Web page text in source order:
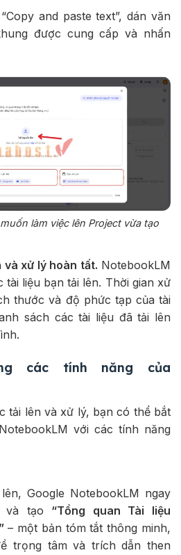
and paste text”, dán văn
được cung cấp và nhấn
làm việc lên Project vừa tạo
xử lý hoàn tất. NotebookLM
tài liệu bạn tải lên. Thời gian xử
thước và độ phức tạp của tài
sách các tài liệu đã tải lên
các tính năng của
tải lên và xử lý, bạn có thể bắt
với các tính năng
Google NotebookLM ngay
và tạo “Tổng quan Tài liệu
– một bản tóm tắt thông minh,
trọng tâm và trích dẫn then